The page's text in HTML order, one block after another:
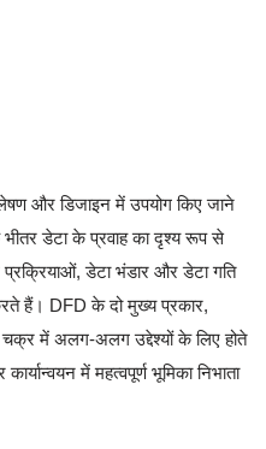
और डिजाइन में उपयोग किए जाने
डेटा के प्रवाह का दृश्य रूप से
प्रक्रियाओं, डेटा भंडार और डेटा गति
हैं। DFD के दो मुख्य प्रकार,
में अलग-अलग उद्देश्यों के लिए होते
में महत्वपूर्ण भूमिका निभाता